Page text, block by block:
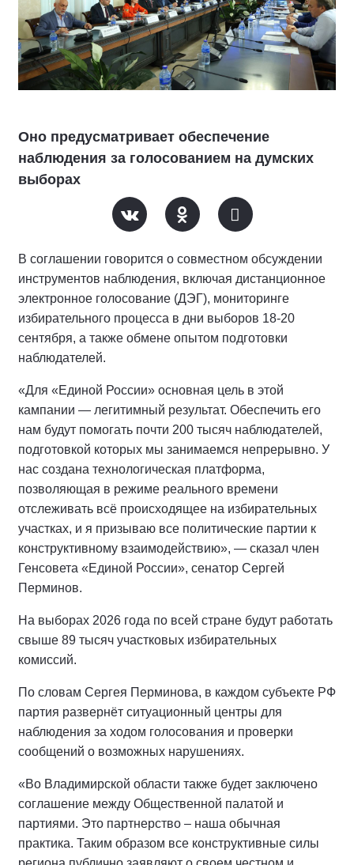
Оно предусматривает обеспечение
наблюдения за голосованием на думских
выборах
В соглашении говорится о совместном обсуждении
инструментов наблюдения, включая дистанционное
электронное голосование (ДЭГ), мониторинге
избирательного процесса в дни выборов 18-20
сентября, а также обмене опытом подготовки
наблюдателей.
«Для «Единой России» основная цель в этой
кампании — легитимный результат. Обеспечить его
нам будут помогать почти 200 тысяч наблюдателей,
подготовкой которых мы занимаемся непрерывно. У
нас создана технологическая платформа,
позволяющая в режиме реального времени
отслеживать всё происходящее на избирательных
участках, и я призываю все политические партии к
конструктивному взаимодействию», — сказал член
Генсовета «Единой России», сенатор Сергей
Перминов.
На выборах 2026 года по всей стране будут работать
свыше 89 тысяч участковых избирательных
комиссий.
По словам Сергея Перминова, в каждом субъекте РФ
партия развернёт ситуационный центры для
наблюдения за ходом голосования и проверки
сообщений о возможных нарушениях.
«Во Владимирской области также будет заключено
соглашение между Общественной палатой и
партиями. Это партнерство – наша обычная
практика. Таким образом все конструктивные силы